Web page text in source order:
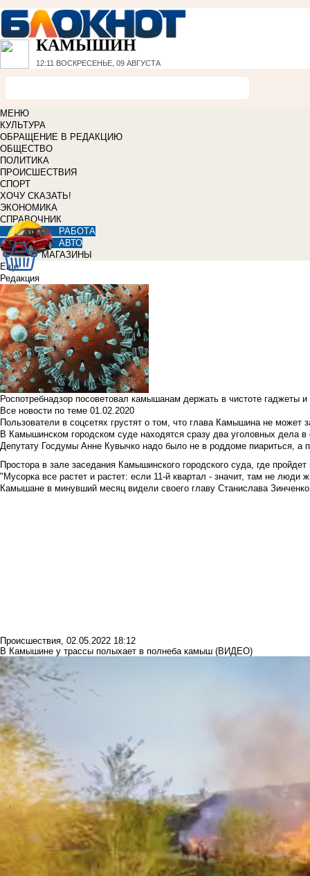
КАМЫШИН
12:11 ВОСКРЕСЕНЬЕ, 09 АВГУСТА
МЕНЮ
КУЛЬТУРА
ОБРАЩЕНИЕ В РЕДАКЦИЮ
ОБЩЕСТВО
ПОЛИТИКА
ПРОИСШЕСТВИЯ
СПОРТ
ХОЧУ СКАЗАТЬ!
ЭКОНОМИКА
СПРАВОЧНИК
РАБОТА
АВТО
МАГАЗИНЫ
Еще
Редакция
Роспотребнадзор посоветовал камышанам держать в чистоте гаджеты
Все новости по теме 01.02.2020
Пользователи в соцсетях грустят о том, что глава Камышина не может
В Камышинском городском суде находятся сразу два уголовных дела
Депутату Госдумы Анне Кувычко надо было не в роддоме пиариться, а
Простора в зале заседания Камышинского городского суда, где
"Мусорка все растет и растет: если 11-й квартал - значит, там не люди
Камышане в минувший месяц видели своего главу Станислава Зинченко
Происшествия, 02.05.2022 18:12
В Камышине у трассы полыхает в полнеба камыш (ВИДЕО)